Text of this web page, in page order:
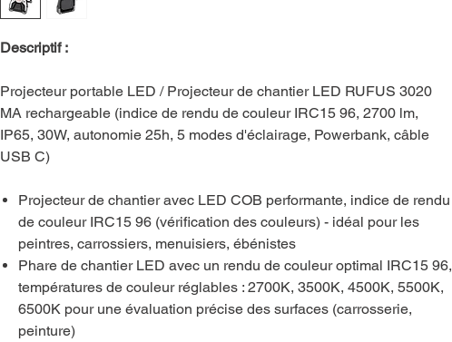
Descriptif :
Projecteur portable LED / Projecteur de chantier LED RUFUS 3020
MA rechargeable (indice de rendu de couleur IRC15 96, 2700 lm,
IP65, 30W, autonomie 25h, 5 modes d'éclairage, Powerbank, câble
USB C)
Projecteur de chantier avec LED COB performante, indice de rendu
de couleur IRC15 96 (vérification des couleurs) - idéal pour les
peintres, carrossiers, menuisiers, ébénistes
Phare de chantier LED avec un rendu de couleur optimal IRC15 96,
températures de couleur réglables : 2700K, 3500K, 4500K, 5500K,
6500K pour une évaluation précise des surfaces (carrosserie,
peinture)